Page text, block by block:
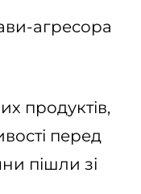
агресора
продуктів,
перед
пішли зі